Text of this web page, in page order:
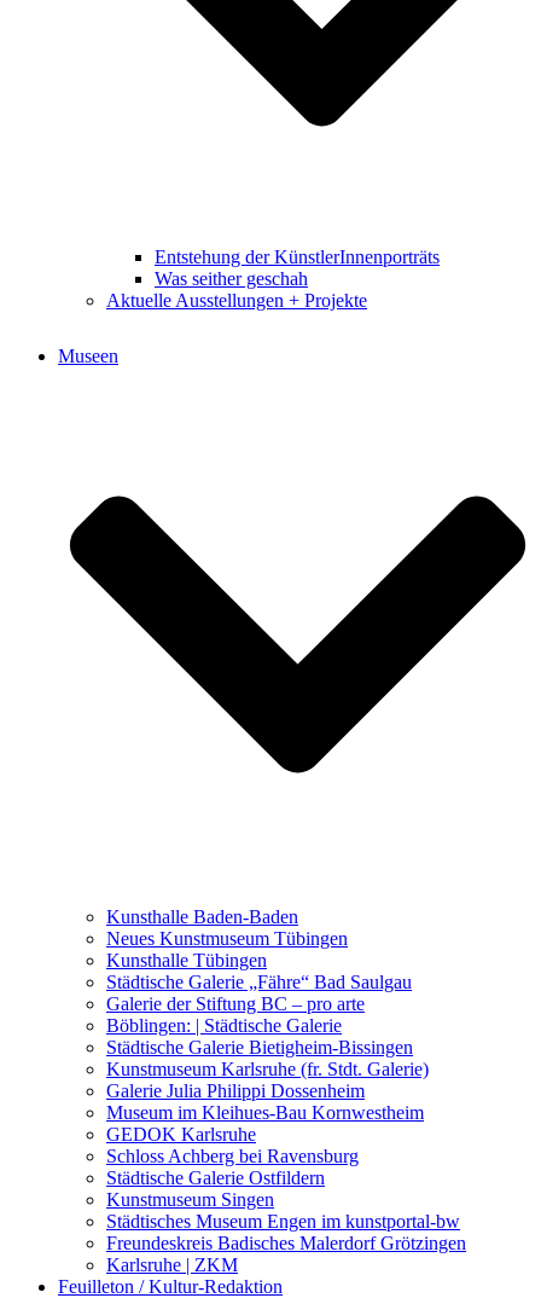
Entstehung der KünstlerInnenporträts
Was seither geschah
Aktuelle Ausstellungen + Projekte
Was seither geschah
Kunstwettbewerbe, Ausschreibungen für Künstler
Museen
Kunsthalle Baden-Baden
Neues Kunstmuseum Tübingen
Kunsthalle Tübingen
Städtische Galerie „Fähre“ Bad Saulgau
Galerie der Stiftung BC – pro arte
Böblingen: | Städtische Galerie
Städtische Galerie Bietigheim-Bissingen
Kunstmuseum Karlsruhe (fr. Stdt. Galerie)
Galerie Julia Philippi Dossenheim
Museum im Kleihues-Bau Kornwestheim
GEDOK Karlsruhe
Schloss Achberg bei Ravensburg
Städtische Galerie Ostfildern
Kunstmuseum Singen
Städtisches Museum Engen im kunstportal-bw
Freundeskreis Badisches Malerdorf Grötzingen
Karlsruhe | ZKM
Feuilleton / Kultur-Redaktion